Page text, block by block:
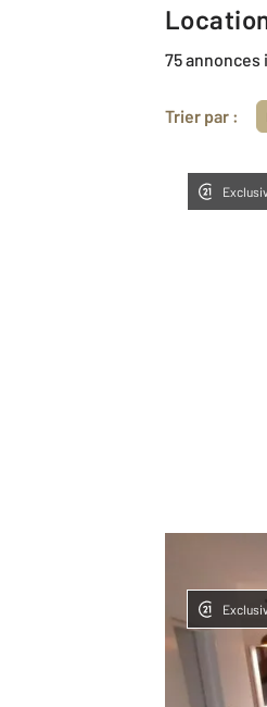
75
Trier par :